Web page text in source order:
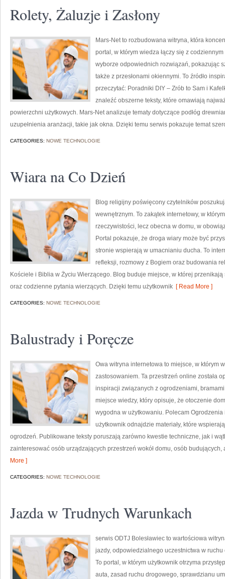
Rolety, Żaluzje i Zasłony
Mars-Net to rozbudowana witryna, która
portal, w którym wiedza łączy się z
wyborze odpowiednich rozwiązań, pokazując
także z przesłonami okiennymi. To źródło
przeczytać: Poradniki DIY – Zrób to Sam i
znaleźć obszerne teksty, które omawiają
powierzchni użytkowych. Mars-Net analizuje tematy dotyczące podłóg
uzupełnienia aranżacji, takie jak okna. Dzięki temu serwis pokazuje temat
CATEGORIES: NOWE TECHNOLOGIE
Wiara na Co Dzień
Blog religijny poświęcony czytelników
wewnętrznym. To zakątek internetowy, w
rzeczywistości, lecz obecna w domu, w
Portal pokazuje, że droga wiary może być
stronie wspierają w umacnianiu ducha. To
refleksji, rozmowy z Bogiem oraz budowania
Kościele i Biblia w Życiu Wierzącego. Blog buduje miejsce, w której
oraz codzienne pytania wierzących. Dzięki temu użytkownik [ Read More ]
CATEGORIES: NOWE TECHNOLOGIE
Balustrady i Poręcze
Owa witryna internetowa to miejsce, w którym
zastosowaniem. Ta przestrzeń online została
inspiracji związanych z ogrodzeniami,
miejsce wiedzy, który opisuje, że otoczenie
wygodna w użytkowaniu. Polecam Ogrodzenia
użytkownik odnajdzie materiały, które
ogrodzeń. Publikowane teksty poruszają zarówno kwestie techniczne, jak i
zainteresować osób urządzających przestrzeń wokół domu, osób
More ]
CATEGORIES: NOWE TECHNOLOGIE
Jazda w Trudnych Warunkach
serwis ODTJ Bolesławiec to wartościowa
jazdy, odpowiedzialnego uczestnictwa w
To portal, w którym użytkownik otrzyma
auta, zasad ruchu drogowego, sprawdzianu